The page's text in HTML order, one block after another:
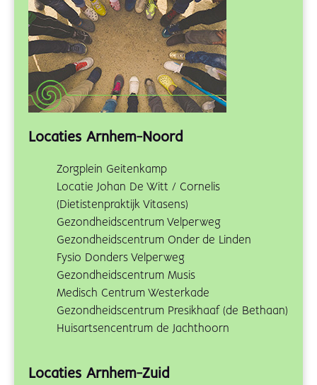
Locaties Arnhem-Noord
Zorgplein Geitenkamp
Locatie Johan De Witt / Cornelis
(Dietistenpraktijk Vitasens)
Gezondheidscentrum Velperweg
Gezondheidscentrum Onder de Linden
Fysio Donders Velperweg
Gezondheidscentrum Musis
Medisch Centrum Westerkade
Gezondheidscentrum Presikhaaf (de Bethaan)
Huisartsencentrum de Jachthoorn
Locaties Arnhem-Zuid